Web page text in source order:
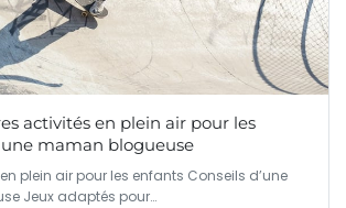
activités en plein air pour les
maman blogueuse
en plein air pour les enfants Conseils d’une
Jeux adaptés pour…